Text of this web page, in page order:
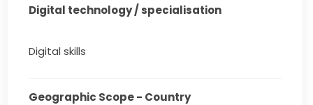
Digital technology / specialisation
Digital skills
Geographic Scope - Country